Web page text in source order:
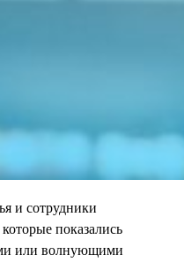
и сотрудники
показались
или волнующими